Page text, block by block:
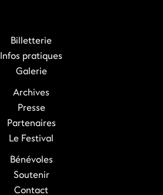
Billetterie
Infos pratiques
Galerie
Archives
Presse
Partenaires
Le Festival
Bénévoles
Soutenir
Contact